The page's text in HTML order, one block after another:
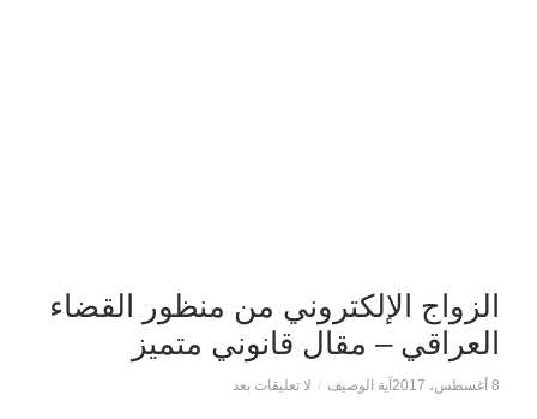
الزواج الإلكتروني من منظور القضاء
العراقي – مقال قانوني متميز
8 أغسطس، 2017 آية الوصيف / لا تعليقات بعد